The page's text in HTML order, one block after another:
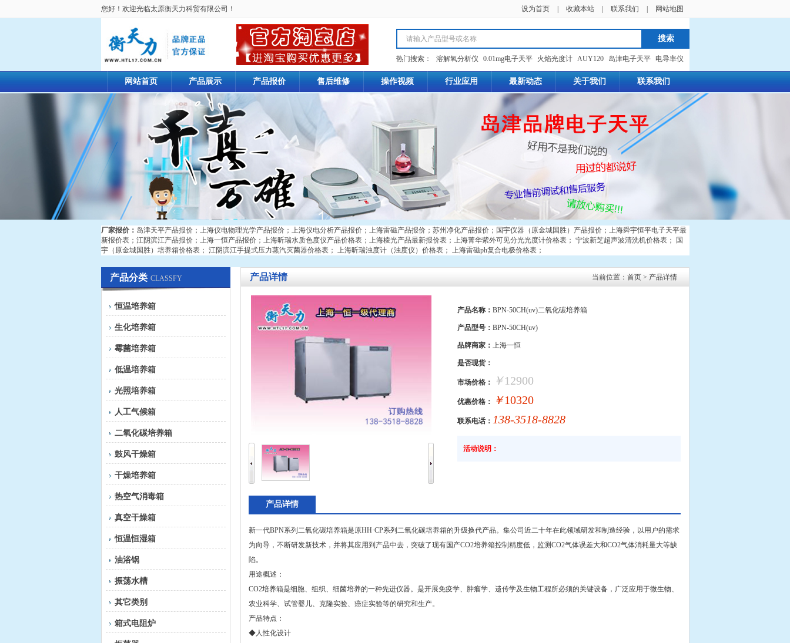
您好！欢迎光临太原衡天力科贸有限公司！ 设为首页 收藏本站 联系我们 网站地图
热门搜索： 溶解氧分析仪 0.01mg电子天平 火焰光度计 AUY120 岛津电子天平 电导率仪
网站首页 产品展示 产品报价 售后维修 操作视频 行业应用 最新动态 关于我们 联系我们
厂家报价： 岛津天平产品报价； 上海仪电物理光学产品报价； 上海仪电分析产品报价； 上海雷磁产品报价； 苏州净化产品报价； 国宇仪器（原金城国胜）产品报价； 上海舜宇恒平电子天平最
新报价表； 江阴滨江产品报价； 上海一恒产品报价； 上海昕瑞水质色度仪产品价格表； 上海棱光产品最新报价表； 上海菁华紫外可见分光光度计价格表； 宁波新芝超声波清洗机价格表；
国
宇（原金城国胜）培养箱价格表； 江阴滨江手提式压力蒸汽灭菌器价格表； 上海昕瑞浊度计（浊度仪）价格表； 上海雷磁ph复合电极价格表；
产品分类 CLASSFY
恒温培养箱
生化培养箱
霉菌培养箱
低温培养箱
光照培养箱
人工气候箱
二氧化碳培养箱
鼓风干燥箱
干燥培养箱
热空气消毒箱
真空干燥箱
恒温恒湿箱
油浴锅
振荡水槽
其它类别
箱式电阻炉
当前位置： 首页> 产品详情
产品详情
产品名称： BPN-50CH(uv)二氧化碳培养箱
产品型号： BPN-50CH(uv)
品牌商家： 上海一恒
是否现货：
市场价格： ￥12900
优惠价格： ￥10320
联系电话： 138-3518-8828
活动说明：
产品详情
新一代BPN系列二氧化碳培养箱是原HH·CP系列二氧化碳培养箱的升级换代产品。集公司近二十年在此领域研发和制造经验，以用户的需求
为向导，不断研发新技术，并将其应用到产品中去，突破了现有国产CO2培养箱控制精度低，监测CO2气体误差大和CO2气体消耗量大等缺
陷。
用途概述：
CO2培养箱是细胞、组织、细菌培养的一种先进仪器。是开展免疫学、肿瘤学、遗传学及生物工程所必须的关键设备，广泛应用于微生物、
农业科学、试管婴儿、克隆实验、癌症实验等的研究和生产。
产品特点：
◆人性化设计